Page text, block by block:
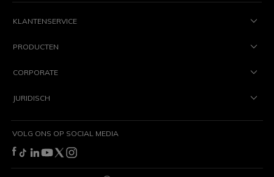
KLANTENSERVICE
PRODUCTEN
CORPORATE
JURIDISCH
VOLG ONS OP SOCIAL MEDIA